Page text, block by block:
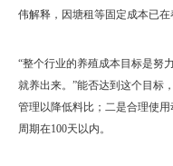
伟解释，因塘租等固定成本已在
“整个行业的养殖成本目标是努
就养出来。”能否达到这个目标
管理以降低料比；二是合理使
周期在100天以内。